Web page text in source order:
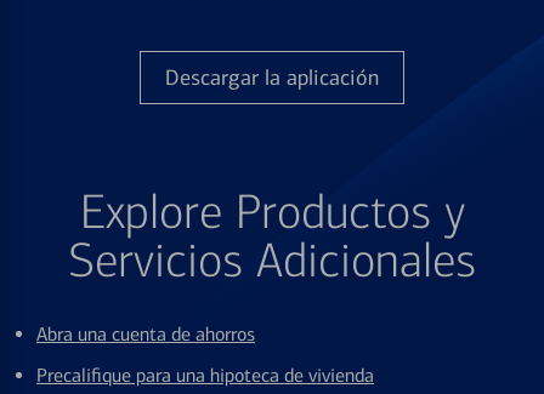
Descargar la aplicación
Explore Productos y
Servicios Adicionales
Abra una cuenta de ahorros
Precalifique para una hipoteca de vivienda